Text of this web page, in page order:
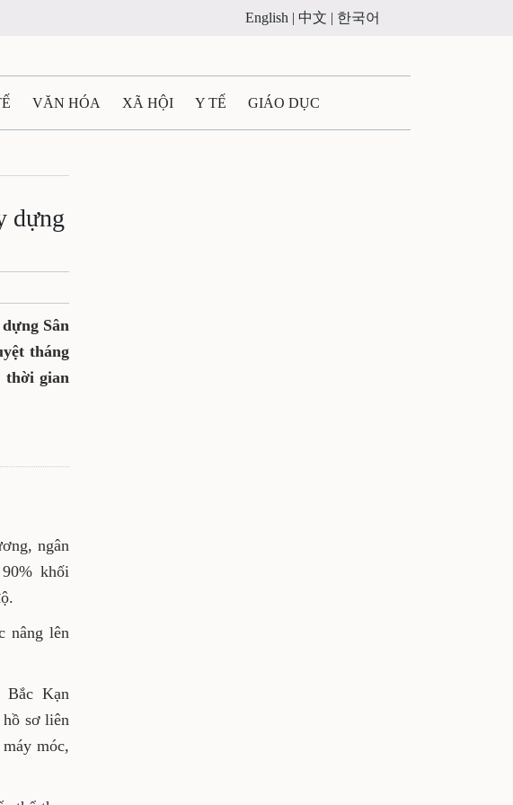
English | 中文 | 한국어
VĂN HÓA XÃ HỘI Y TẾ GIÁO DỤC
THÔNG TIN - QUẢNG CÁO
dựng
Sân
tháng
thời gian
ngân
khối
nâng lên
Kạn
hồ sơ liên
móc,